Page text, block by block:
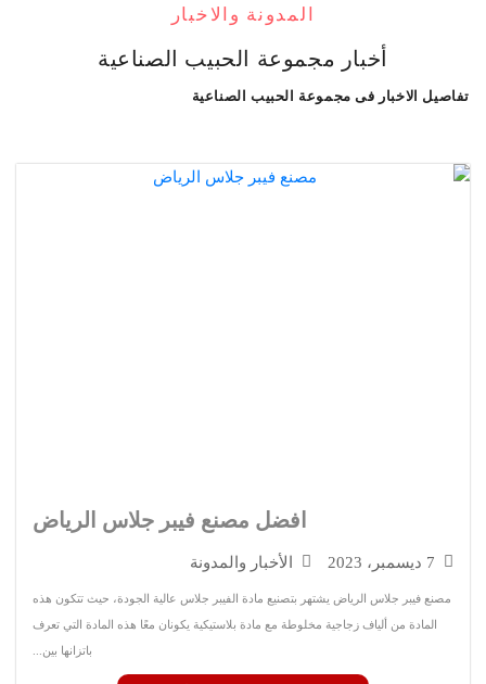
المدونة والاخبار
أخبار مجموعة الحبيب الصناعية
الاخبار فى مجموعة الحبيب الصناعية
افضل مصنع فيبر جلاس الرياض
الأخبار والمدونة
فيبر جلاس الرياض يشتهر بتصنيع مادة الفيبر جلاس عالية الجودة، حيث تتكون هذه
من ألياف زجاجية مخلوطة مع مادة بلاستيكية يكونان معًا هذه المادة التي تعرف
باتزانها بين...